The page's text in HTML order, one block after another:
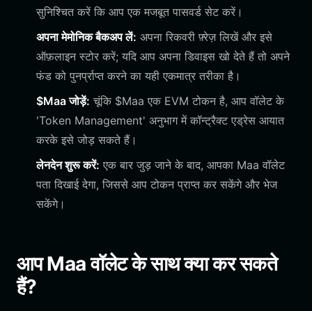
सुनिश्चित करें कि आप एक मजबूत पासवर्ड सेट करें।
अपना मेमोनिक बैकअप लें: अपना रिकवरी फ़्रेज़ लिखें और इसे
ऑफ़लाइन स्टोर करें; यदि आप अपना डिवाइस खो देते हैं तो अपने
फंड को पुनर्प्राप्त करने का यही एकमात्र तरीका है।
$Maa जोड़ें: चूंकि $Maa एक EVM टोकन है, आप वॉलेट के
'Token Management' अनुभाग में कॉन्ट्रैक्ट एड्रेस आयात
करके इसे जोड़ सकते हैं।
लेनदेन शुरू करें: एक बार जुड़ जाने के बाद, आपका Maa वॉलेट
पता दिखाई देगा, जिससे आप टोकन प्राप्त कर सकेंगे और भेज
सकेंगे।
आप Maa वॉलेट के साथ क्या कर सकते
हैं?